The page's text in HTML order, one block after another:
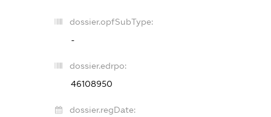
dossier.opfSubType:
-
dossier.edrpo:
46108950
dossier.regDate: